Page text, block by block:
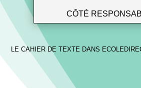
CÔTÉ
LE CAHIER DE TEXTE DANS